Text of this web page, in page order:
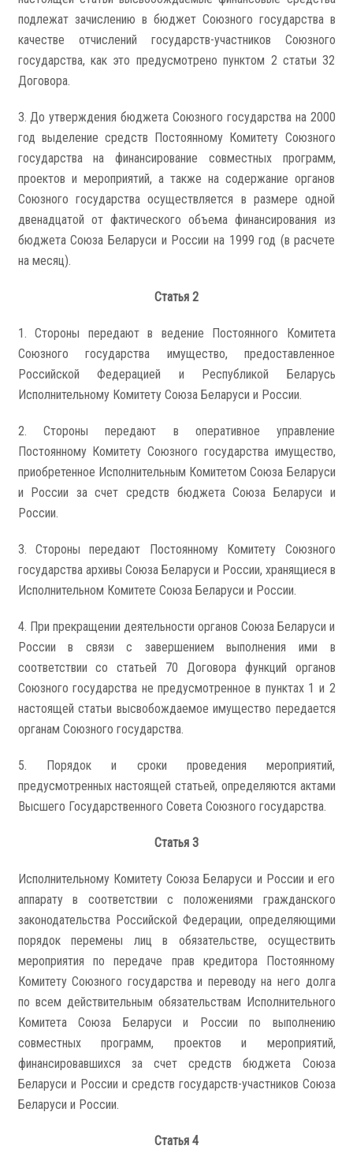
подлежат зачислению в бюджет Союзного государства в
качестве отчислений государств-участников Союзного
государства, как это предусмотрено пунктом 2 статьи 32
Договора.
3. До утверждения бюджета Союзного государства на 2000
год выделение средств Постоянному Комитету Союзного
государства на финансирование совместных программ,
проектов и мероприятий, а также на содержание органов
Союзного государства осуществляется в размере одной
двенадцатой от фактического объема финансирования из
бюджета Союза Беларуси и России на 1999 год (в расчете
на месяц).
Статья 2
1. Стороны передают в ведение Постоянного Комитета
Союзного государства имущество, предоставленное
Российской Федерацией и Республикой Беларусь
Исполнительному Комитету Союза Беларуси и России.
2. Стороны передают в оперативное управление
Постоянному Комитету Союзного государства имущество,
приобретенное Исполнительным Комитетом Союза Беларуси
и России за счет средств бюджета Союза Беларуси и
России.
3. Стороны передают Постоянному Комитету Союзного
государства архивы Союза Беларуси и России, хранящиеся в
Исполнительном Комитете Союза Беларуси и России.
4. При прекращении деятельности органов Союза Беларуси и
России в связи с завершением выполнения ими в
соответствии со статьей 70 Договора функций органов
Союзного государства не предусмотренное в пунктах 1 и 2
настоящей статьи высвобождаемое имущество передается
органам Союзного государства.
5. Порядок и сроки проведения мероприятий,
предусмотренных настоящей статьей, определяются актами
Высшего Государственного Совета Союзного государства.
Статья 3
Исполнительному Комитету Союза Беларуси и России и его
аппарату в соответствии с положениями гражданского
законодательства Российской Федерации, определяющими
порядок перемены лиц в обязательстве, осуществить
мероприятия по передаче прав кредитора Постоянному
Комитету Союзного государства и переводу на него долга
по всем действительным обязательствам Исполнительного
Комитета Союза Беларуси и России по выполнению
совместных программ, проектов и мероприятий,
финансировавшихся за счет средств бюджета Союза
Беларуси и России и средств государств-участников Союза
Беларуси и России.
Статья 4